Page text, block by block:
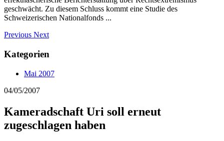
geschwächt. Zu diesem Schluss kommt eine Studie des
Schweizerischen Nationalfonds ...
Previous Next
Kategorien
Mai 2007
04/05/2007
Kameradschaft Uri soll erneut
zugeschlagen haben